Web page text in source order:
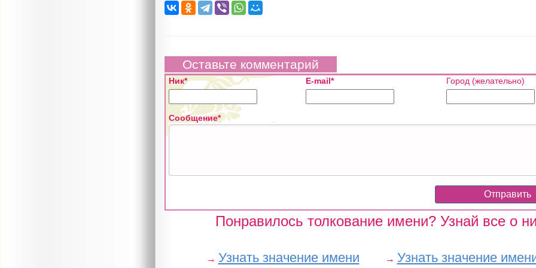
Оставьте комментарий
Ник* E-mail* Город (желательно)
Сообщение*
Понравилось толкование имени? Узнай все о
→ Узнать значение имени → Узнать значение